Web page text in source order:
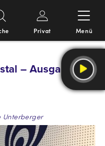
Privat Menü
– Ausgabe
Unterberger